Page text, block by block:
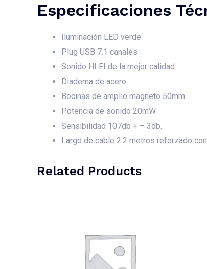
Especificaciones
Iluminación LED verde.
Plug USB 7.1 canales
Sonido HI FI de la mejor calidad.
Diadema de acero.
Bocinas de amplio magneto 50mm.
Potencia de sonido 20mW.
Sensibilidad 107db + – 3db.
Largo de cable 2.2 metros reforzado
Related Products